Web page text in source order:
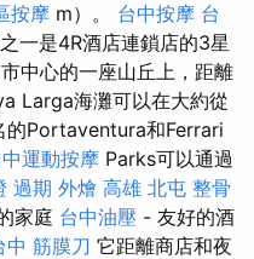
按摩 m）。 台中按摩 台
一是4R酒店連鎖店的3星
中心的一座山丘上，距離
Larga海灘可以在大約從
的Portaventura和Ferrari
運動按摩 Parks可以通過
過期 外燴 高雄 北屯 整骨
家庭 台中油壓 - 友好的酒
中 筋膜刀 它距離商店和夜